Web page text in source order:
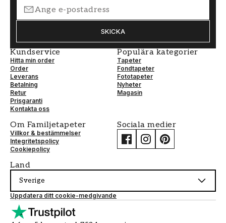
SKICKA
Kundservice
Hitta min order
Order
Leverans
Betalning
Retur
Prisgaranti
Kontakta oss
Populära kategorier
Tapeter
Fondtapeter
Fototapeter
Nyheter
Magasin
Om Familjetapeter
Villkor & bestämmelser
Integritetspolicy
Cookiepolicy
Sociala medier
Land
Sverige
Uppdatera ditt cookie-medgivande